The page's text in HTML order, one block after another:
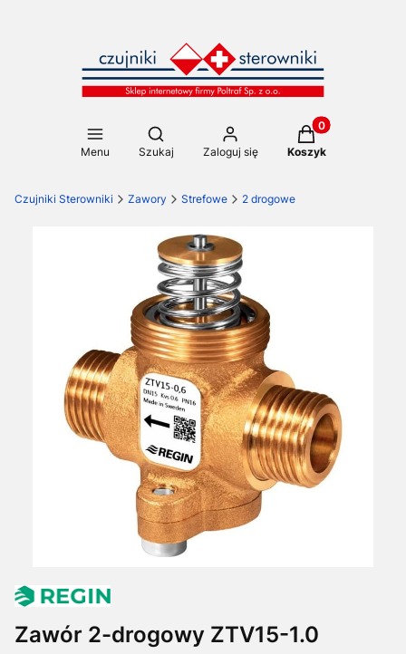
Menu
Otwórz wyszukiwarkę
Szukaj Zaloguj się
Produkty w
Koszyk
Czujniki Sterowniki Zawory Strefowe 2 drogowe
Zawór 2-drogowy ZTV15-1.0